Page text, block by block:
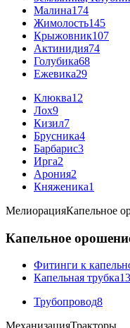
Малина174
Жимолость145
Крыжовник107
Актинидия74
Голубика68
Ежевика29
Клюква12
Лох9
Кизил7
Брусника4
Барбарис3
Ирга2
Арония2
Княженика1
МелиорацияКапельное
Капельное
Фитинги к
Капельная трубка13
Трубопровод8